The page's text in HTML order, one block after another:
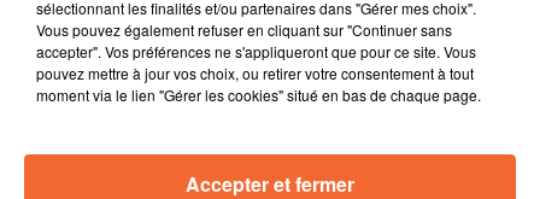
Bressuire.
0:00
sélectionnant les finalités et/ou partenaires dans "Gérer mes choix".
Vous pouvez également refuser en cliquant sur "Continuer sans
accepter". Vos préférences ne s'appliqueront que pour ce site. Vous
pouvez mettre à jour vos choix, ou retirer votre consentement à tout
moment via le lien "Gérer les cookies" situé en bas de chaque page.
Accepter et fermer